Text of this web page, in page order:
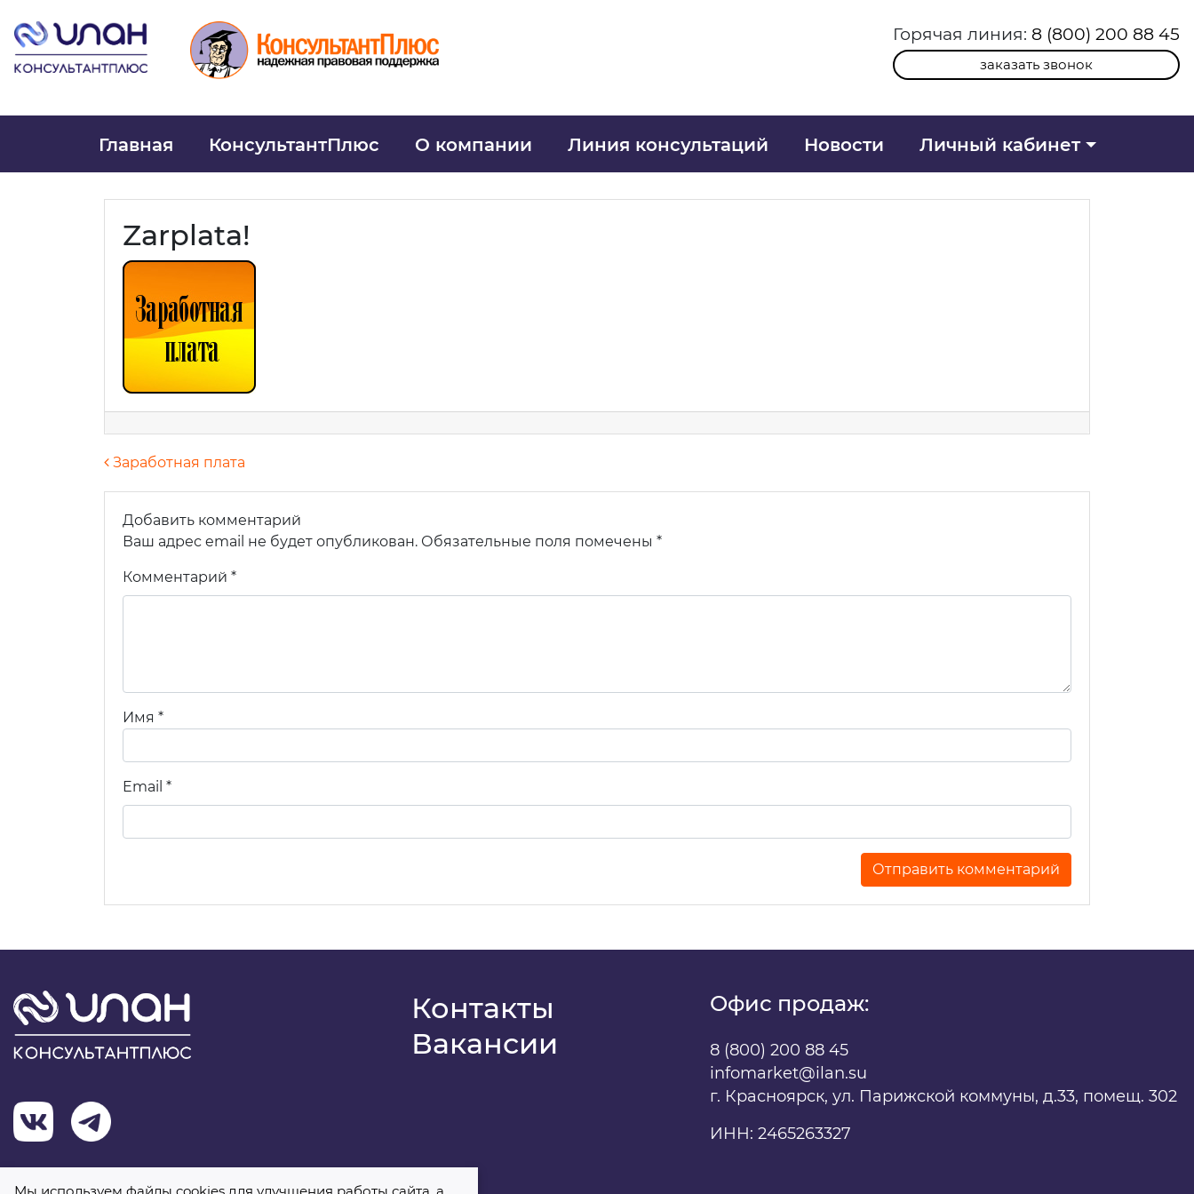
Горячая линия: 8 (800) 200 88 45
заказать звонок
Главная КонсультантПлюс О компании Линия консультаций Новости Личный кабинет
Zarplata!
Навигация по записям
Заработная плата
Добавить комментарий
Ваш адрес email не будет опубликован. Обязательные поля помечены *
Комментарий *
Имя *
Email *
Контакты
Вакансии
Офис продаж:
8 (800) 200 88 45
infomarket@ilan.su
г. Красноярск, ул. Парижской коммуны, д.33, помещ. 302
ИНН: 2465263327
Узнать стоимость комплекта
Ваше имя*